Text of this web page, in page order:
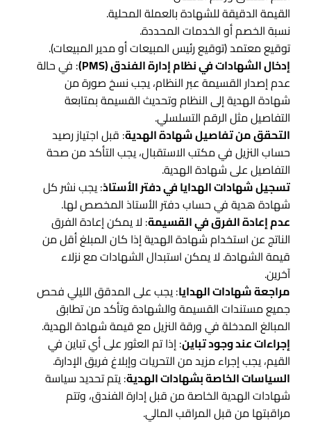
القيمة الدقيقة للشهادة بالعملة المحلية.
نسبة الخصم أو الخدمات المحددة.
توقيع معتمد (توقيع رئيس المبيعات أو مدير المبيعات).
إدخال الشهادات في نظام إدارة الفندق (PMS)
: في حالة
عدم إصدار القسيمة عبر النظام، يجب نسخ صورة من
شهادة الهدية إلى النظام وتحديث القسيمة بمتابعة
التفاصيل مثل الرقم التسلسلي.
التحقق من تفاصيل شهادة الهدية: قبل اجتياز رصيد
حساب النزيل في مكتب الاستقبال، يجب التأكد من صحة
التفاصيل على شهادة الهدية.
تسجيل شهادات الهدايا في دفتر الأستاذ: يجب نشر كل
شهادة هدية في حساب دفتر الأستاذ المخصص لها.
عدم إعادة الفرق في القسيمة: لا يمكن إعادة الفرق
الناتج عن استخدام شهادة الهدية إذا كان المبلغ أقل من
قيمة الشهادة. لا يمكن استبدال الشهادات مع نزلاء
آخرين.
مراجعة شهادات الهدايا: يجب على المدقق الليلي فحص
جميع مستندات القسيمة والشهادة وتأكد من تطابق
المبالغ المدخلة في ورقة النزيل مع قيمة شهادة الهدية.
إجراءات عند وجود تباين: إذا تم العثور على أي تباين في
القيم، يجب إجراء مزيد من التحريات وإبلاغ فريق الإدارة.
السياسات الخاصة بشهادات الهدية: يتم تحديد سياسة
شهادات الهدية الخاصة من قبل إدارة الفندق، وتتم
مراقبتها من قبل المراقب المالي.